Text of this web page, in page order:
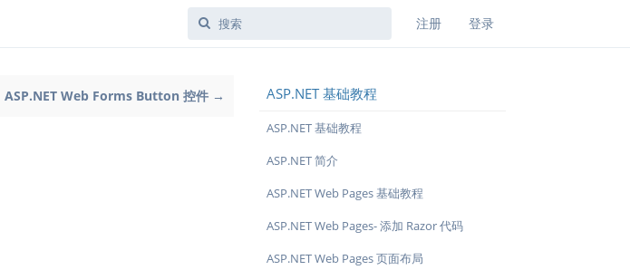
注册 登录
ASP.NET Web Forms Button 控件 → ASP.NET 基础教程
ASP.NET 基础教程
ASP.NET 简介
ASP.NET Web Pages 基础教程
ASP.NET Web Pages- 添加 Razor 代码
ASP.NET Web Pages 页面布局